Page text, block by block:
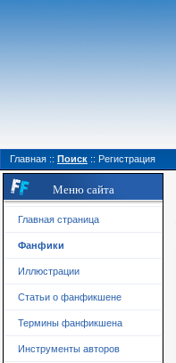
Главная :: Поиск :: Регистрация
Меню сайта
Главная страница
Фанфики
Иллюстрации
Статьи о фанфикшене
Термины фанфикшена
Инструменты авторов